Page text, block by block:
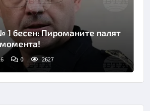
1 бесен: Пироманите палят
0 2627